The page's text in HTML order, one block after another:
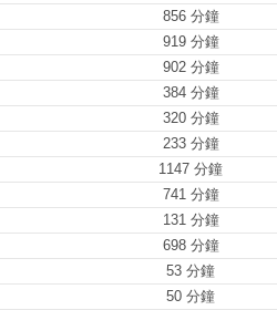
856 分鐘
919 分鐘
902 分鐘
384 分鐘
320 分鐘
233 分鐘
1147 分鐘
741 分鐘
131 分鐘
698 分鐘
53 分鐘
50 分鐘